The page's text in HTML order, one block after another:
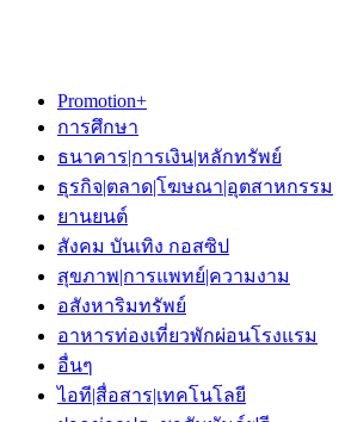
Promotion+
การศึกษา
ธนาคาร|การเงิน|หลักทรัพย์
ธุรกิจ|ตลาด|โฆษณา|อุตสาหกรรม
ยานยนต์
สังคม บันเทิง กอสซิป
สุขภาพ|การแพทย์|ความงาม
อสังหาริมทรัพย์
อาหารท่องเที่ยวพักผ่อนโรงแรม
อื่นๆ
ไอที|สื่อสาร|เทคโนโลยี